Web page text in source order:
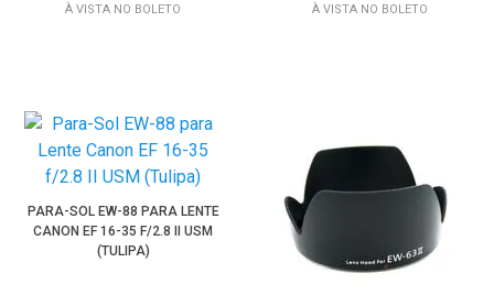
À VISTA NO BOLETO À VISTA NO BOLETO
PARA-SOL EW-88 PARA LENTE
CANON EF 16-35 F/2.8 II USM
(TULIPA)